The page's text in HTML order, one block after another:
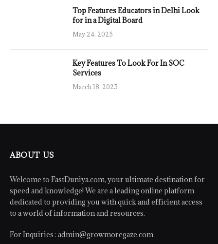
Top Features Educators in Delhi Look
for in a Digital Board
May 24, 2025
Key Features To Look For In SOC
Services
March 18, 2025
ABOUT US
Welcome to FastDuniya.com, your ultimate destination for
speed and knowledge! We are a leading online platform
dedicated to providing you with quick and efficient access
to a world of information and resources.
For Inquiries : admin@growmoregaze.com